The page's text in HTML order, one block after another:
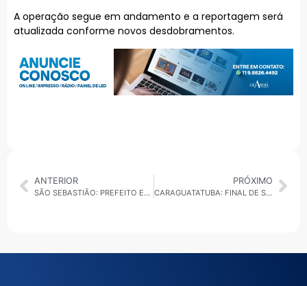
A operação segue em andamento e a reportagem será
atualizada conforme novos desdobramentos.
ANTERIOR
SÃO SEBASTIÃO: PREFEITO ENVIA PROJETO PARA CRIAR TPA E TAXA DE LICENCIAMENTO AMBIENTAL
PRÓXIMO
CARAGUATATUBA: FINAL DE SEMANA AGITADO COM CULTURA, GASTRONOMIA E ESPORTE